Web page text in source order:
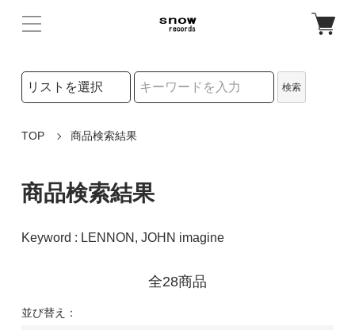
検索リストの選択
検索
TOP 商品検索結果
商品検索結果
Keyword : LENNON, JOHN imagine
全28商品
並び替え：